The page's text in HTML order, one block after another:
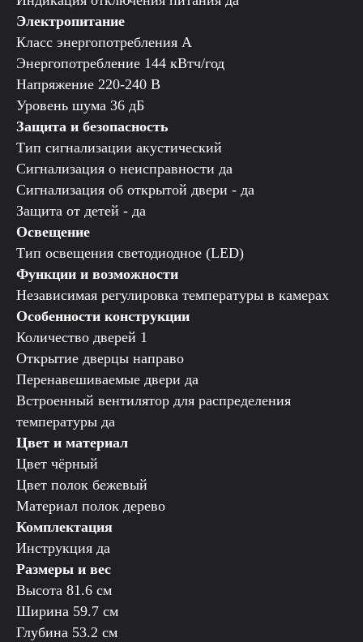
Электропитание
Класс энергопотребления А
Энергопотребление 144 кВтч/год
Напряжение 220-240 B
Уровень шума 36 дБ
Защита и безопасность
Тип сигнализации акустический
Сигнализация о неисправности да
Сигнализация об открытой двери - да
Защита от детей - да
Освещение
Тип освещения светодиодное (LED)
Функции и возможности
Независимая регулировка температуры в камерах
Особенности конструкции
Количество дверей 1
Открытие дверцы направо
Перенавешиваемые двери да
Встроенный вентилятор для распределения
температуры да
Цвет и материал
Цвет чёрный
Цвет полок бежевый
Материал полок дерево
Комплектация
Инструкция да
Размеры и вес
Высота 81.6 см
Ширина 59.7 см
Глубина 53.2 см